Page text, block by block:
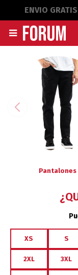
ENVIO GRATIS

Pantalones
XS S
2XL 3XL